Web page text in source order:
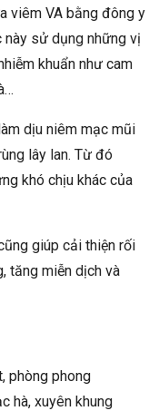
viêm VA bằng đông y
này sử dụng những vị
khuẩn như cam
dịu niêm mạc mũi
lây lan. Từ đó
khó chịu khác của
giúp cải thiện rối
tăng miễn dịch và
phòng phong
hà, xuyên khung